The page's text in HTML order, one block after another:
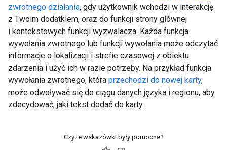
zwrotnego działania, gdy użytkownik wchodzi w interakcję
z Twoim dodatkiem, oraz do funkcji strony głównej
i kontekstowych funkcji wyzwalacza. Każda funkcja
wywołania zwrotnego lub funkcji wywołania może odczytać
informacje o lokalizacji i strefie czasowej z obiektu
zdarzenia i użyć ich w razie potrzeby. Na przykład funkcja
wywołania zwrotnego, która przechodzi do nowej karty,
może odwoływać się do ciągu danych języka i regionu, aby
zdecydować, jaki tekst dodać do karty.
Czy te wskazówki były pomocne?